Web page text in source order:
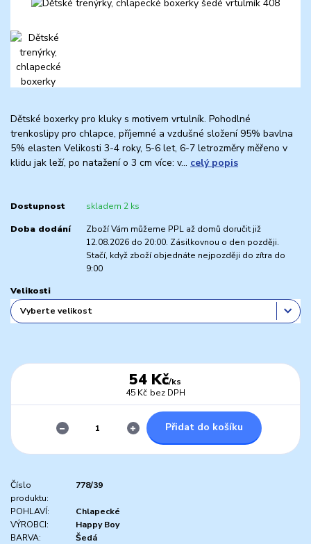
Dětské boxerky pro kluky s motivem vrtulník. Pohodlné
trenkoslipy pro chlapce, příjemné a vzdušné složení 95% bavlna
5% elasten Velikosti 3-4 roky, 5-6 let, 6-7 letrozměry měřeno v
klidu jak leží, po natažení o 3 cm více: v... celý popis
Dostupnost skladem 2 ks
Doba dodání
Zboží Vám můžeme PPL až domů doručit již
12.08.2026 do 20:00. Zásilkovnou o den později.
Stačí, když zboží objednáte nejpozději do zítra do
9:00
Velikosti
54 Kč/ks
45 Kč bez DPH
Přidat do košíku
Číslo
produktu:
778/39
POHLAVÍ:
Chlapecké
VÝROBCI:
Happy Boy
BARVA:
Šedá